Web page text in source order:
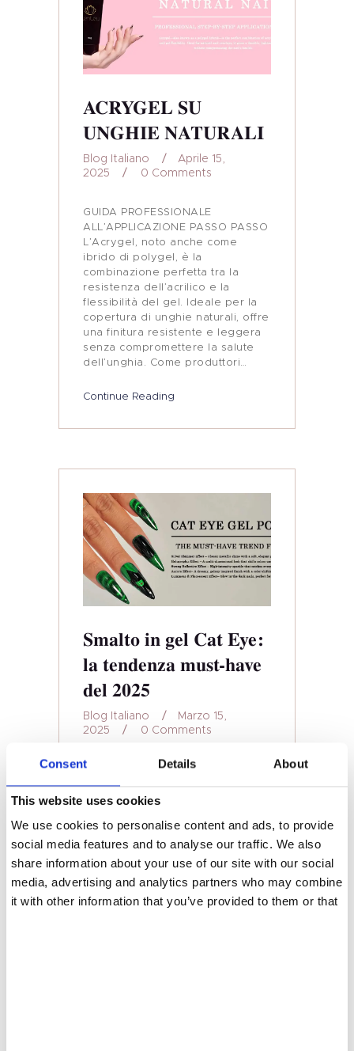
Consent Details About
This website uses cookies
We use cookies to personalise content and ads, to provide
social media features and to analyse our traffic. We also
share information about your use of our site with our social
media, advertising and analytics partners who may combine
it with other information that you’ve provided to them or that
Etichetta Privata
Colore Delle Unghie
Tenteu
Contatto
Blog
IT
ACRYGEL SU
UNGHIE NATURALI
Blog Italiano
Aprile 15,
2025
0 Comments
GUIDA PROFESSIONALE
ALL’APPLICAZIONE PASSO PASSO
L’Acrygel, noto anche come
ibrido di polygel, è la
combinazione perfetta tra la
resistenza dell’acrilico e la
flessibilità del gel. Ideale per la
copertura di unghie naturali, offre
una finitura resistente e leggera
senza compromettere la salute
dell’unghia. Come produttori…
Continue Reading
Smalto in gel Cat Eye:
la tendenza must-have
del 2025
Blog Italiano
Marzo 15,
2025
0 Comments
Lo smalto in gel effetto occhi di
gatto sta conquistando il settore
delle unghie nel 2025. Ma di cosa
di smalti in gel effetto occhi di
gatto sono disponibili? Cos’è lo
smalto in gel Cat Eye? Lo smalto
Continue Reading